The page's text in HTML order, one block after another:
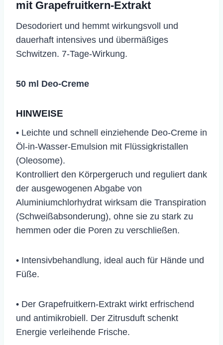
mit Grapefruitkern-Extrakt
​Desodoriert und hemmt wirkungsvoll und
dauerhaft intensives und übermäßiges
Schwitzen. 7-Tage-Wirkung.
50 ml Deo-Creme
HINWEISE
• Leichte und schnell einziehende Deo-Creme in
Öl-in-Wasser-Emulsion mit Flüssigkristallen
(Oleosome).
Kontrolliert den Körpergeruch und reguliert dank
der ausgewogenen Abgabe von
Aluminiumchlorhydrat wirksam die Transpiration
(Schweißabsonderung), ohne sie zu stark zu
hemmen oder die Poren zu verschließen.
• Intensivbehandlung, ideal auch für Hände und
Füße.
• Der Grapefruitkern-Extrakt wirkt erfrischend
und antimikrobiell. Der Zitrusduft schenkt
Energie verleihende Frische.